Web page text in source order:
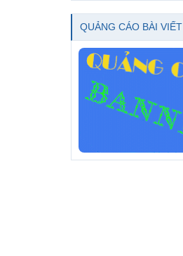
QUẢNG CÁO BÀI VIẾT